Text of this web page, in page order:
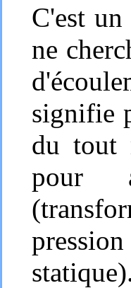
C'est
ne
signifie
du tout
pour